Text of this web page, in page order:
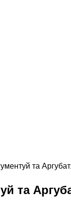
та
та